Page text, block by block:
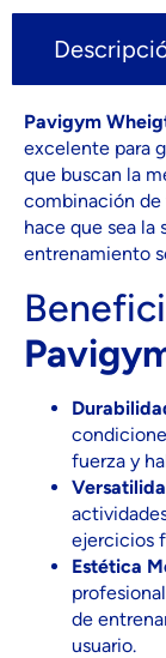
Pavigym
excelente para
que buscan la
combinación
hace que sea la
entrenamiento
fuerza y
ejercicios
Estética
de
usuario.